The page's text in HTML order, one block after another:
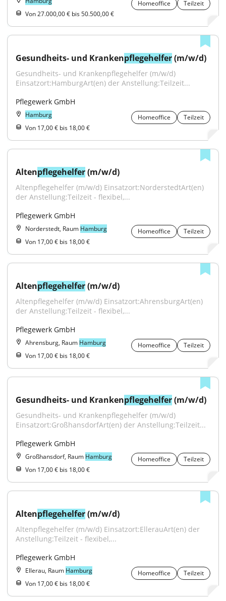
Homeoffice
Teilzeit
Von 27.000,00 € bis 50.500,00 €
Gesundheits- und Krankenpflegehelfer (m/w/d)
Gesundheits- und Krankenpflegehelfer (m/w/d)
Einsatzort:HamburgArt(en) der Anstellung:Teilzeit...
Pflegewerk GmbH
Hamburg Homeoffice
Teilzeit
Von 17,00 € bis 18,00 €
Altenpflegehelfer (m/w/d)
Altenpflegehelfer (m/w/d) Einsatzort:NorderstedtArt(en)
der Anstellung:Teilzeit - flexibel,...
Pflegewerk GmbH
Norderstedt, Raum Hamburg Homeoffice
Teilzeit
Von 17,00 € bis 18,00 €
Altenpflegehelfer (m/w/d)
Altenpflegehelfer (m/w/d) Einsatzort:AhrensburgArt(en)
der Anstellung:Teilzeit - flexibel,...
Pflegewerk GmbH
Ahrensburg, Raum Hamburg Homeoffice
Teilzeit
Von 17,00 € bis 18,00 €
Gesundheits- und Krankenpflegehelfer (m/w/d)
Gesundheits- und Krankenpflegehelfer (m/w/d)
Einsatzort:GroßhansdorfArt(en) der Anstellung:Teilzeit...
Pflegewerk GmbH
Großhansdorf, Raum Hamburg Homeoffice
Teilzeit
Von 17,00 € bis 18,00 €
Altenpflegehelfer (m/w/d)
Altenpflegehelfer (m/w/d) Einsatzort:EllerauArt(en) der
Anstellung:Teilzeit - flexibel,...
Pflegewerk GmbH
Ellerau, Raum Hamburg Homeoffice
Teilzeit
Von 17,00 € bis 18,00 €